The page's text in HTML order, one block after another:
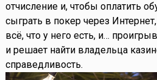
отчисление и, чтобы оплатить
сыграть в покер через
всё, что у него есть, и…
и решает найти владельца
справедливость.